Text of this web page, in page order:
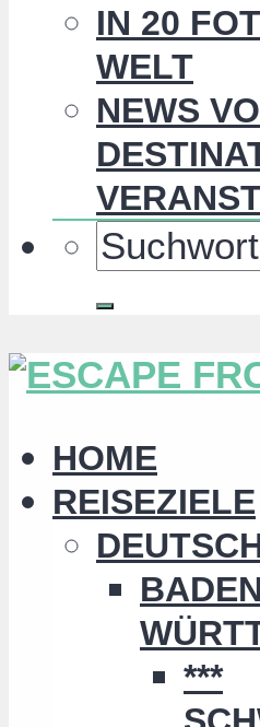
IN 20
WELT
NEWS
HOME
REISEZIELE
***